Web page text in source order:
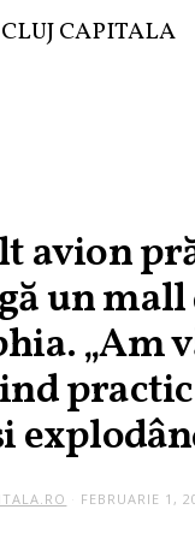
CLUJ CAPITALA
avion
un
„Am
practic
FEBRUARIE 1,